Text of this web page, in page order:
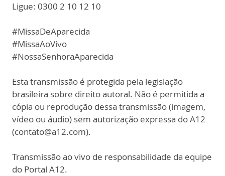
Ligue: 0300 2 10 12 10
#MissaDeAparecida
#MissaAoVivo
#NossaSenhoraAparecida
Esta transmissão é protegida pela legislação
brasileira sobre direito autoral. Não é permitida a
cópia ou reprodução dessa transmissão (imagem,
vídeo ou áudio) sem autorização expressa do A12
(contato@a12.com).
Transmissão ao vivo de responsabilidade da equipe
do Portal A12.